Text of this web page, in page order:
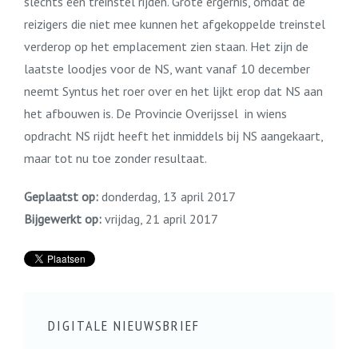
reizigers die niet mee kunnen het afgekoppelde treinstel
verderop op het emplacement zien staan. Het zijn de
laatste loodjes voor de NS, want vanaf 10 december
neemt Syntus het roer over en het lijkt erop dat NS aan
het afbouwen is. De Provincie Overijssel in wiens
opdracht NS rijdt heeft het inmiddels bij NS aangekaart,
maar tot nu toe zonder resultaat.
Geplaatst op: donderdag, 13 april 2017
Bijgewerkt op: vrijdag, 21 april 2017
DIGITALE NIEUWSBRIEF